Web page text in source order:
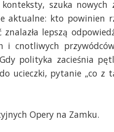
szuka nowych
aktualne: kto powinien
lepszą
i cnotliwych
Gdy polityka zacieśnia
ucieczki, pytanie „co z
Opery na Zamku.